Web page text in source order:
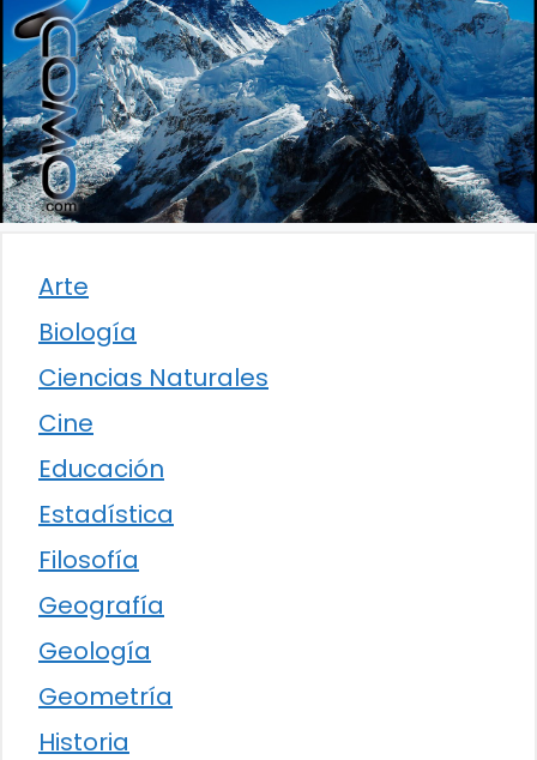
Arte
Biología
Ciencias Naturales
Cine
Educación
Estadística
Filosofía
Geografía
Geología
Geometría
Historia